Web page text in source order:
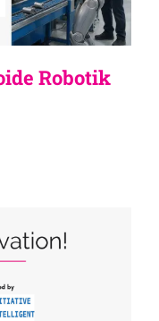
Robotik